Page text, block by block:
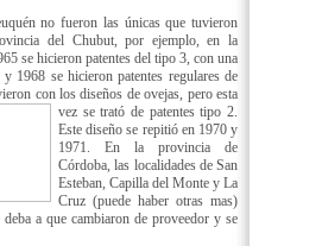
no fueron las únicas que tuvieron
del Chubut, por ejemplo, en la
se hicieron patentes del tipo 3, con una
1968 se hicieron patentes regulares de
con los diseños de ovejas, pero esta
vez se trató de patentes tipo 2.
Este diseño se repitió en 1970 y
1971. En la provincia de
Córdoba, las localidades de San
Esteban, Capilla del Monte y La
Cruz (puede haber otras mas)
a que cambiaron de proveedor y se